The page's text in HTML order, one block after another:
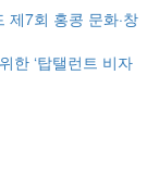
제7회 홍콩 문화·창
한 ‘탑탤런트 비자